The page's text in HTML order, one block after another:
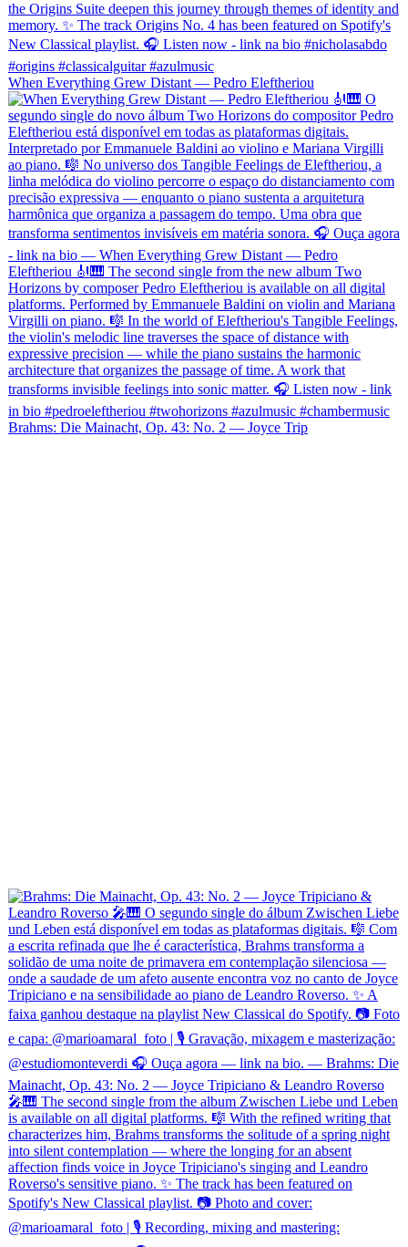
When Everything Grew Distant — Pedro Eleftheriou
Brahms: Die Mainacht, Op. 43: No. 2 — Joyce Trip